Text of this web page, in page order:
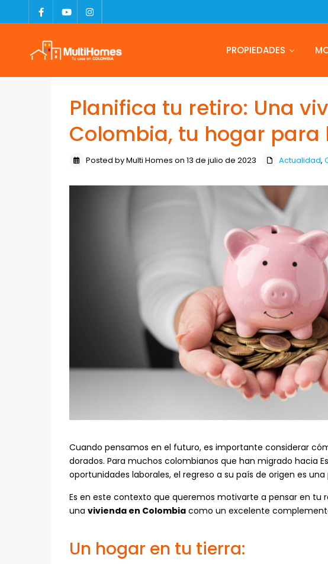
PROPIEDADES
Planifica tu retiro: Una
Colombia, tu hogar para
Posted by Multi Homes on 13 de julio de 2023 Actualidad,
Cuando pensamos en el futuro, es importante considerar
dorados. Para muchos colombianos que han migrado hacia
oportunidades laborales, el regreso a su país de origen es
Es en este contexto que queremos motivarte a pensar en tu
una vivienda en Colombia como un excelente
Un hogar en tu tierra: